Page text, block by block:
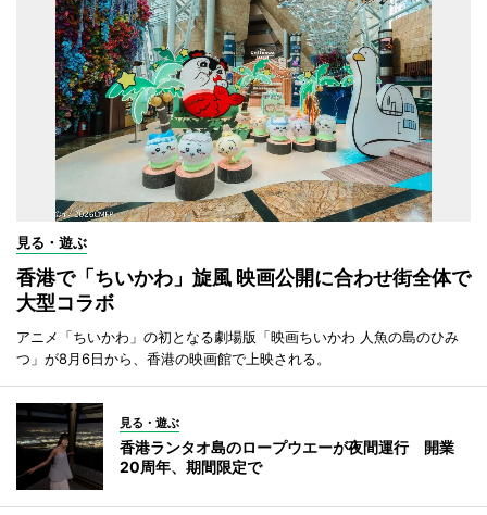
見る・遊ぶ
香港で「ちいかわ」旋風 映画公開に合わせ街全体で
大型コラボ
アニメ「ちいかわ」の初となる劇場版「映画ちいかわ 人魚の島のひみ
つ」が8月6日から、香港の映画館で上映される。
見る・遊ぶ
香港ランタオ島のロープウエーが夜間運行 開業
20周年、期間限定で